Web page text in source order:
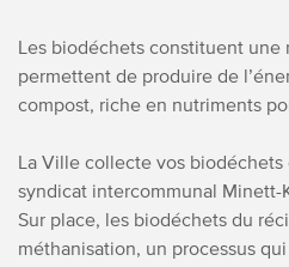
Les biodéchets constituent une
permettent de produire de
compost, riche en nutriments
La Ville collecte vos biodéchets
syndicat intercommunal Minett-
Sur place, les biodéchets du
méthanisation, un processus